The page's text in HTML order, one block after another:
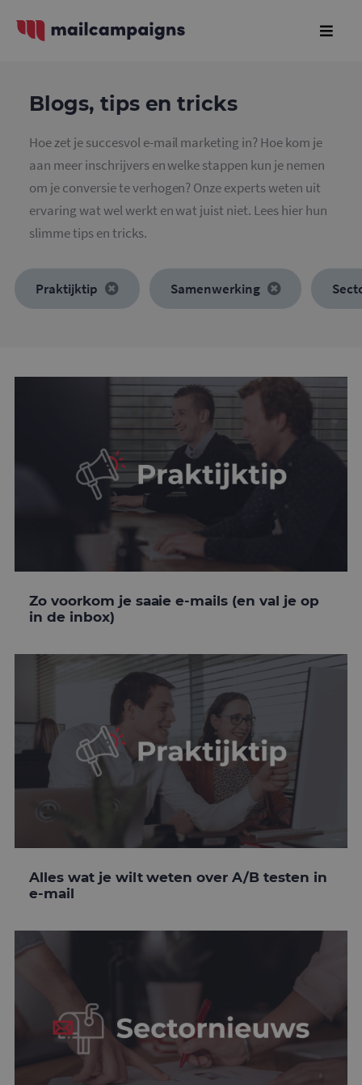
Blogs, tips en tricks
Hoe zet je succesvol e-mail marketing in? Hoe kom je
aan meer inschrijvers en welke stappen kun je nemen
om je conversie te verhogen? Onze experts weten uit
ervaring wat wel werkt en wat juist niet. Lees hier hun
slimme tips en tricks.
Praktijktip Samenwerking
Zo voorkom je saaie e-mails (en val je op
in de inbox)
Alles wat je wilt weten over A/B testen in
e-mail